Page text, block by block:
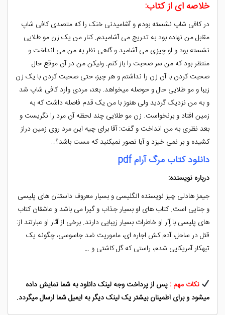
خلاصه ای از کتاب:
در کافی شاپ نشسته بودم و آشامیدنی خنک را که متصدی کافی شاپ
مقابل من نهاده بود به تدریج می آشامیدم. کنار من یک زن مو طلایی
نشسته بود و او چیزی می آشامید و گاهی نظر به من می انداخت و
منتظر بود که من سر صحبت را باز کنم. ولیکن من در آن موقع حال
صحبت کردن با آن زن را نداشتم و هر چیز، حتی صحبت کردن با یک زن
زیبا و مو طلایی حال و حوصله میخواهد. بعد، مردی وارد کافی شاپ شد
و به من نزدیک گردید ولی هنوز با من یک قدم فاصله داشت که به
زمین افتاد و برنخواست. زن مو طلایی چند لحظه آن مرد را نگریست و
بعد نظری به من انداخت و گفت: آقا برای چیه این مرد روی زمین دراز
کشیده و بر نمی خیزد و آیا تصور نمیکنید که مست باشد؟…
دانلود کتاب مرگ آرام pdf
درباره نویسنده:
جیمز هادلی چیز نویسنده انگلیسی و بسیار معروف داستنان های پلیسی
و جنایی است. کتاب های او بسیار جذاب و گیرا می باشد و عاشقان کتاب
های پلیسی با آٍار او خاطرات بسیار زیبایی دارند. برخی از آثار او عبارتند از:
قتل در ساحل، آدم کش اجاره ای، ماموریت ضد جاسوسی، چگونه یک
تبهکار آمریکایی شدم، راستی که گل کاشتی و …
نکات مهم : پس از پرداخت وجه لینک دانلود به شما نمایش داده
میشود و برای اطمینان بیشتر یک لینک دیگر به ایمیل شما ارسال میگردد.